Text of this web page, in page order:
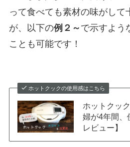
って食べても素材の味がして
が、以下の例２～ で示すよう
ことも可能です！
ホットクックの使用感はこちら
ホットクッ
婦が4年間、
レビュー】